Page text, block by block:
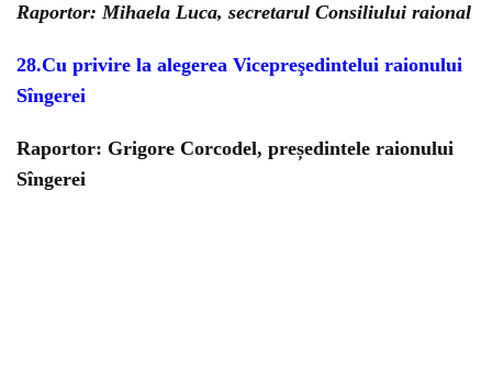
Raportor: Mihaela Luca, secretarul Consiliului raional
28.Cu privire la alegerea Vicepreşedintelui raionului
Sîngerei
Raportor: Grigore Corcodel, președintele raionului
Sîngerei